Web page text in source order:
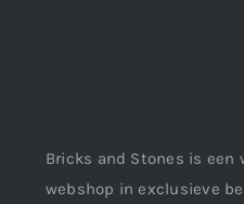
Bricks and Stones is
webshop in exclusieve